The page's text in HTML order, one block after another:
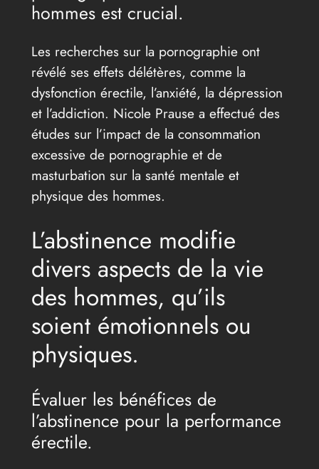
hommes est crucial.
Les recherches sur la pornographie ont
révélé ses effets délétères, comme la
dysfonction érectile, l’anxiété, la dépression
et l’addiction. Nicole Prause a effectué des
études sur l’impact de la consommation
excessive de pornographie et de
masturbation sur la santé mentale et
physique des hommes.
L’abstinence modifie
divers aspects de la vie
des hommes, qu’ils
soient émotionnels ou
physiques.
Évaluer les bénéfices de
l’abstinence pour la performance
érectile.